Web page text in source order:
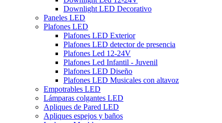
Downlight LED Decorativo
Paneles LED
Plafones LED
Plafones LED Exterior
Plafones LED detector de presencia
Plafones Led 12-24V
Plafones Led Infantil - Juvenil
Plafones LED Diseño
Plafones LED Musicales con altavoz
Empotrables LED
Lámparas colgantes LED
Apliques de Pared LED
Apliques espejos y baños